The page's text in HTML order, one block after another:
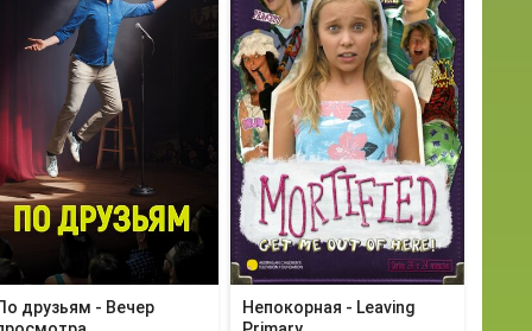
друзьям - Вечер
Непокорная - Leaving